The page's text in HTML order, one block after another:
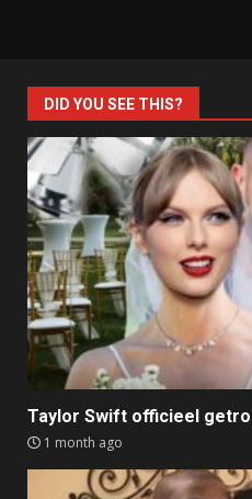
DID YOU SEE THIS?
Taylor Swift officieel
1 month ago